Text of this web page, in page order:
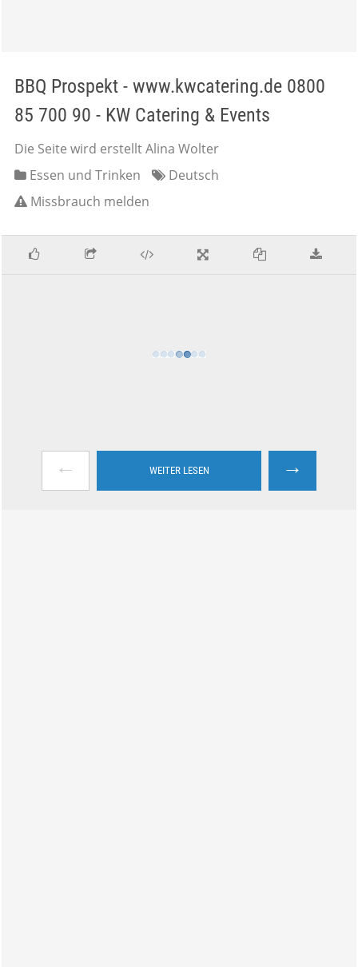
BBQ Prospekt - www.kwcatering.de 0800
85 700 90 - KW Catering & Events
Die Seite wird erstellt Alina Wolter
Essen und Trinken
Deutsch
Missbrauch melden
← WEITER LESEN →